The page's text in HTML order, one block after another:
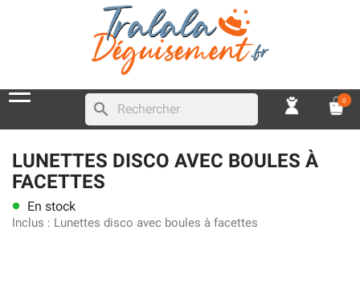
search 0
LUNETTES DISCO AVEC BOULES À
FACETTES
lens En stock
Inclus : Lunettes disco avec boules à facettes